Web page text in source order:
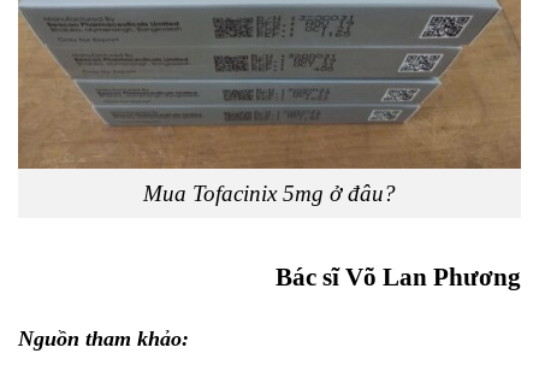
Mua Tofacinix 5mg ở đâu?
Bác sĩ Võ Lan Phương
Nguồn tham khảo: